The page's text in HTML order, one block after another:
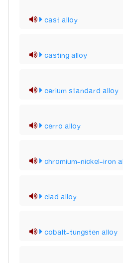
cast alloy
casting alloy
cerium standard alloy
cerro alloy
chromium-nickel-iron
clad alloy
cobalt-tungsten alloy